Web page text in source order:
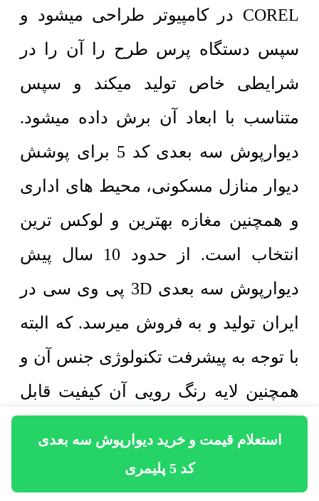
استعلام قیمت و خرید دیوارپوش سه بعدی
کد 5 پلیمری
COREL در کامپیوتر طراحی میشود و
سپس دستگاه پرس طرح را آن را در
شرایطی خاص تولید میکند و سپس
متناسب با ابعاد آن برش داده میشود.
دیوارپوش سه بعدی کد 5 برای پوشش
دیوار منازل مسکونی، محیط های اداری
و همچنین مغازه بهترین و لوکس ترین
انتخاب است. از حدود 10 سال پیش
دیوارپوش سه بعدی 3D پی وی سی در
ایران تولید و به فروش میرسد. که البته
با توجه به پیشرفت تکنولوژی جنس آن و
همچنین لایه رنگ رویی آن کیفیت قابل
است. با توجه به زیبایی و برتری اجرایی
و فنی دیوارپوش سه بعدی نسبت به